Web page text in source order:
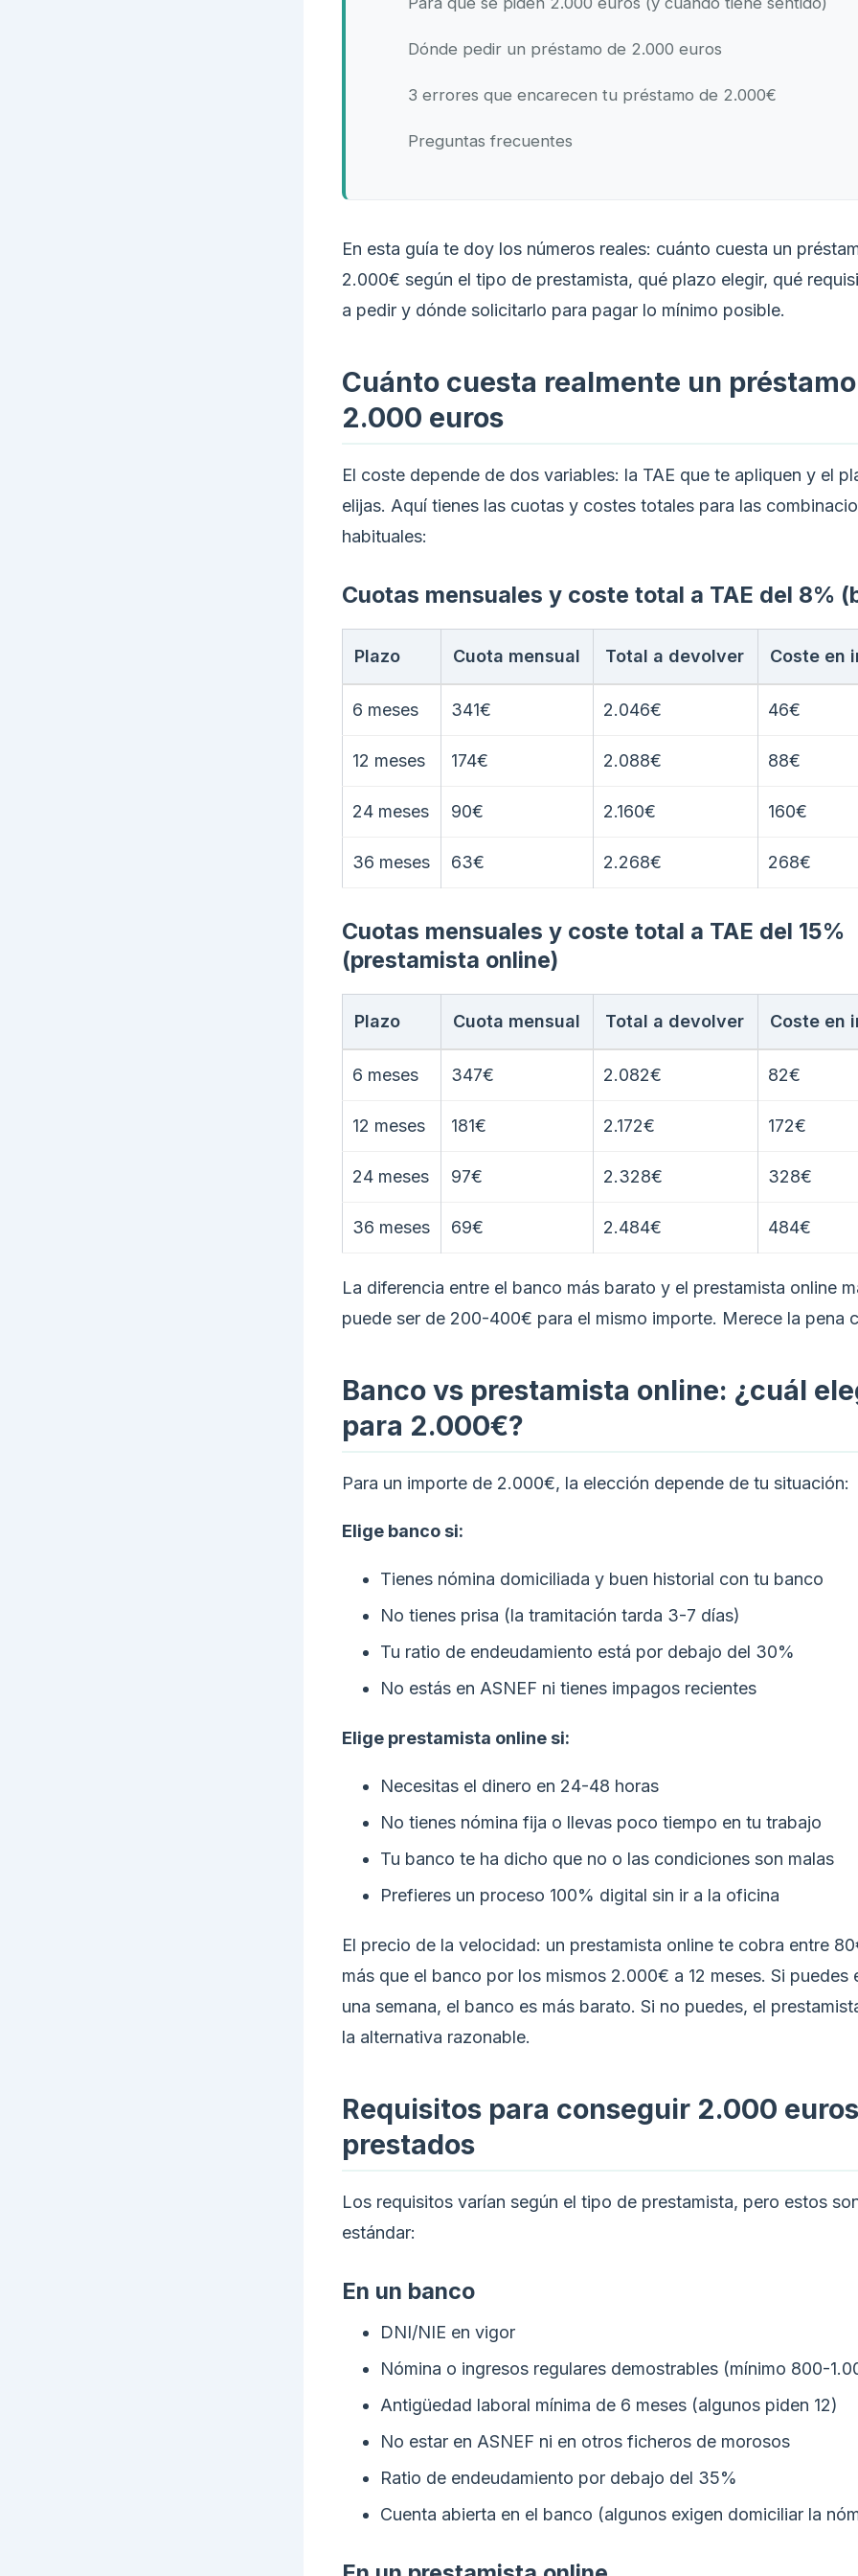
Dónde pedir un préstamo de 2.000 euros
3 errores que encarecen tu préstamo de 2.000€
Preguntas frecuentes
En esta guía te doy los números reales: cuánto cuesta un
2.000€ según el tipo de prestamista, qué plazo elegir, qué
a pedir y dónde solicitarlo para pagar lo mínimo posible.
Cuánto cuesta realmente un
2.000 euros
El coste depende de dos variables: la TAE que te apliquen y el
elijas. Aquí tienes las cuotas y costes totales para las
habituales:
Cuotas mensuales y coste total a TAE del 8%
Plazo Cuota mensual Total a devolver Coste en
6 meses 341€ 2.046€ 46€
12 meses 174€ 2.088€ 88€
24 meses 90€ 2.160€ 160€
36 meses 63€ 2.268€ 268€
Cuotas mensuales y coste total a TAE del 15%
(prestamista online)
Plazo Cuota mensual Total a devolver Coste en
6 meses 347€ 2.082€ 82€
12 meses 181€ 2.172€ 172€
24 meses 97€ 2.328€ 328€
36 meses 69€ 2.484€ 484€
La diferencia entre el banco más barato y el prestamista online
puede ser de 200-400€ para el mismo importe. Merece la pena
Banco vs prestamista online: ¿cuál
para 2.000€?
Para un importe de 2.000€, la elección depende de tu situación:
Elige banco si:
Tienes nómina domiciliada y buen historial con tu banco
No tienes prisa (la tramitación tarda 3-7 días)
Tu ratio de endeudamiento está por debajo del 30%
No estás en ASNEF ni tienes impagos recientes
Elige prestamista online si:
Necesitas el dinero en 24-48 horas
No tienes nómina fija o llevas poco tiempo en tu trabajo
Tu banco te ha dicho que no o las condiciones son malas
Prefieres un proceso 100% digital sin ir a la oficina
El precio de la velocidad: un prestamista online te cobra entre
más que el banco por los mismos 2.000€ a 12 meses. Si puedes
una semana, el banco es más barato. Si no puedes, el
la alternativa razonable.
Requisitos para conseguir 2.000 euros
prestados
Los requisitos varían según el tipo de prestamista, pero estos
estándar:
En un banco
DNI/NIE en vigor
Nómina o ingresos regulares demostrables (mínimo 800-
Antigüedad laboral mínima de 6 meses (algunos piden 12)
No estar en ASNEF ni en otros ficheros de morosos
Ratio de endeudamiento por debajo del 35%
Cuenta abierta en el banco (algunos exigen domiciliar la